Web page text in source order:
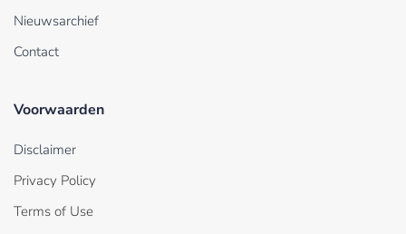
Nieuwsarchief
Contact
Voorwaarden
Disclaimer
Privacy Policy
Terms of Use